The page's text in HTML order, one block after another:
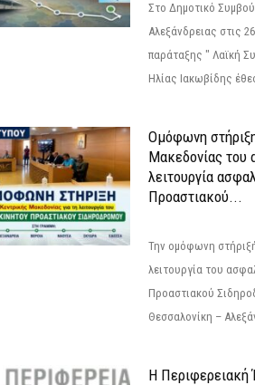
Στο Δημοτικό
Αλεξάνδρειας στις
παράταξης " Λαϊκή
Ηλίας Ιακωβίδης
Ομόφωνη
Μακεδονίας του
λειτουργία
Προαστιακού...
Την ομόφωνη
λειτουργία του
Προαστιακού
Θεσσαλονίκη –
Η